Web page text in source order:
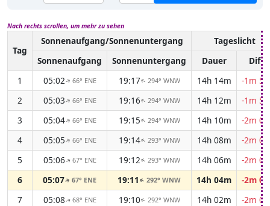
Nach rechts scrollen, um mehr zu sehen
Tag
Sonnenaufgang/Sonnenuntergang
Tageslicht
Sonnenaufgang
Sonnenuntergang Dauer
Diff.
1
05:02↑ 66° ENE 19:17↑ 294° WNW 14h 14m
-1m
2
05:03↑ 66° ENE 19:16↑ 294° WNW 14h 12m
-1m
3
05:04↑ 66° ENE 19:15↑ 294° WNW 14h 10m
-2m
4
05:05↑ 66° ENE 19:14↑ 293° WNW 14h 08m
-2m
5
05:06↑ 67° ENE 19:12↑ 293° WNW 14h 06m
-2m
6
05:07↑67° ENE 19:11 ↑292° WNW 14h 04m
-2m
7
05:08↑ 68° ENE 19:10↑ 292° WNW 14h 02m
-2m